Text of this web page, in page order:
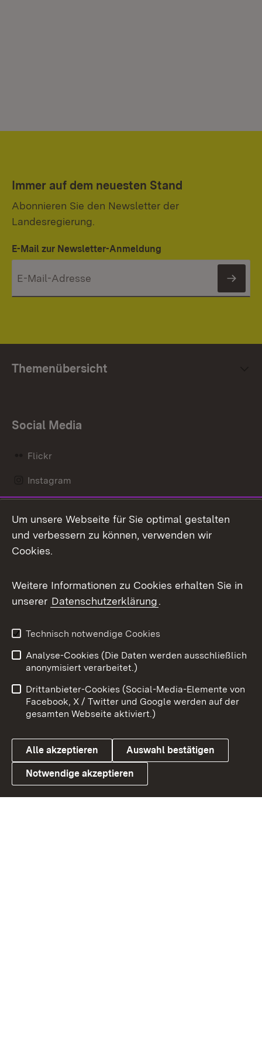
Immer auf dem neuesten Stand
Abonnieren Sie den Newsletter der
Landesregierung.
E-Mail zur Newsletter-Anmeldung
Themenübersicht
Social Media
Flickr
Instagram
Mastodon
Messenger
Social Wall
X / Twitter
Youtube
Link zum Landesportal
Benutzungshinweise
Barrierefreiheit
Datenschutz
Cookies
Um unsere Webseite für Sie optimal gestalten
und verbessern zu können, verwenden wir
Cookies.
Weitere Informationen zu Cookies erhalten Sie in
unserer Datenschutzerklärung.
Technisch notwendige Cookies
Analyse-Cookies (Die Daten werden ausschließlich
anonymisiert verarbeitet.)
Drittanbieter-Cookies (Social-Media-Elemente von
Facebook, X / Twitter und Google werden auf der
gesamten Webseite aktiviert.)
Alle akzeptieren Auswahl bestätigen
Notwendige akzeptieren